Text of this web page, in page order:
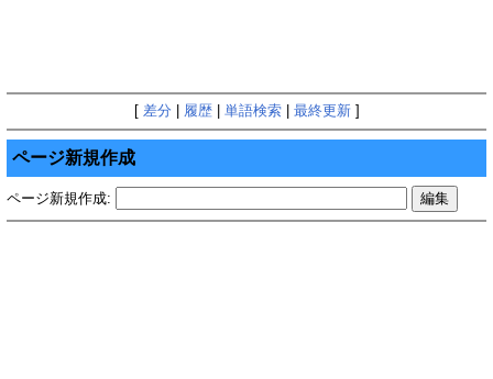
[ 差分 履歴| 単語検索| 最終更新]
ページ新規作成
ページ新規作成: